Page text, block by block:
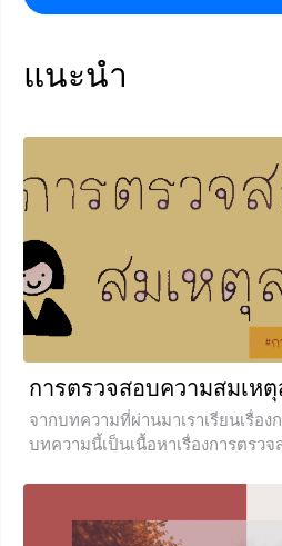
แนะนำ
การตรวจสอบความสมเห
จากบทความที่ผ่านมาเราเรียนเรื่อ
บทความนี้เป็นเนื้อหาเรื่องการตรว
+3